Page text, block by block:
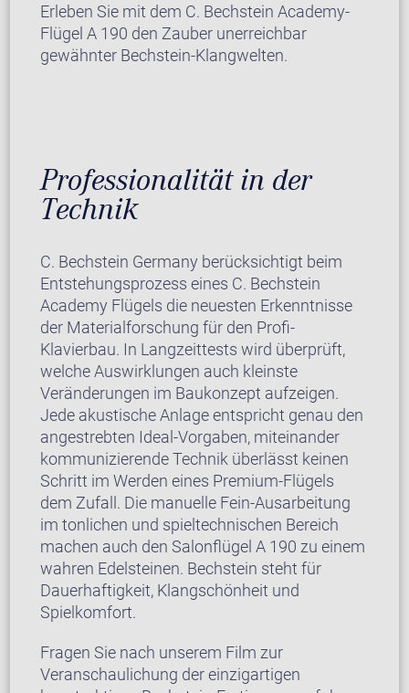
Erleben Sie mit dem C. Bechstein Academy-
Flügel A 190 den Zauber unerreichbar
gewähnter Bechstein-Klangwelten.
Professionalität in der
Technik
C. Bechstein Germany berücksichtigt beim
Entstehungsprozess eines C. Bechstein
Academy Flügels die neuesten Erkenntnisse
der Materialforschung für den Profi-
Klavierbau. In Langzeittests wird überprüft,
welche Auswirklungen auch kleinste
Veränderungen im Baukonzept aufzeigen.
Jede akustische Anlage entspricht genau den
angestrebten Ideal-Vorgaben, miteinander
kommunizierende Technik überlässt keinen
Schritt im Werden eines Premium-Flügels
dem Zufall. Die manuelle Fein-Ausarbeitung
im tonlichen und spieltechnischen Bereich
machen auch den Salonflügel A 190 zu einem
wahren Edelsteinen. Bechstein steht für
Dauerhaftigkeit, Klangschönheit und
Spielkomfort.
Fragen Sie nach unserem Film zur
Veranschaulichung der einzigartigen